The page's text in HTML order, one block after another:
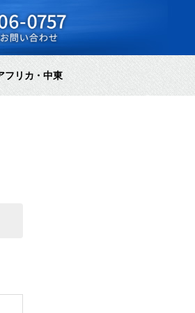
フリカ・中東